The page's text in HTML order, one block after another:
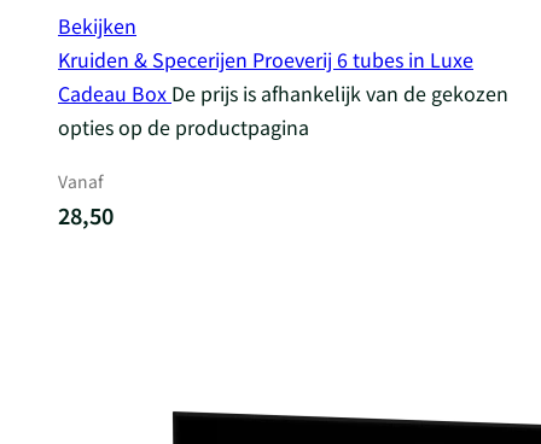
Bekijken
Kruiden & Specerijen Proeverij 6 tubes in Luxe
Cadeau Box De prijs is afhankelijk van de gekozen
opties op de productpagina
Vanaf
28,50